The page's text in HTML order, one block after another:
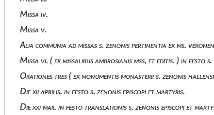
Missa iv.
Missa v.
Alia communia ad missas s. zenonis pertinentia ex ms.
Missa vi. ( ex missalibus ambrosianis mss, et editis. ) in festo
Orationes tres ( ex monumentis monasterii s. zenonis
Die xii aprilis. in festo s. zenonis episcopi et martyris.
Die xxi maii. in festo translationis s. zenonis episcopi et